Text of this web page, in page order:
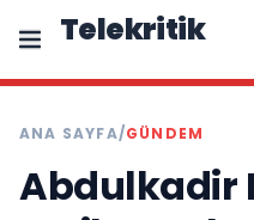
Telekritik
ANA SAYFA/GÜNDEM
Abdulkadir